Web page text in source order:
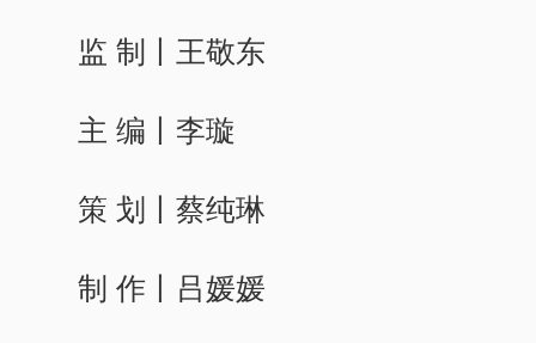
监 制丨王敬东
主 编丨李璇
策 划丨蔡纯琳
制 作丨吕媛媛